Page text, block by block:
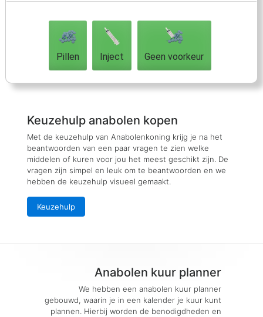
Pillen Inject Geen voorkeur
Keuzehulp anabolen kopen
Met de keuzehulp van Anabolenkoning krijg je na het
beantwoorden van een paar vragen te zien welke
middelen of kuren voor jou het meest geschikt zijn. De
vragen zijn simpel en leuk om te beantwoorden en we
hebben de keuzehulp visueel gemaakt.
Keuzehulp
Anabolen kuur planner
We hebben een anabolen kuur planner
gebouwd, waarin je in een kalender je kuur kunt
plannen. Hierbij worden de benodigdheden en